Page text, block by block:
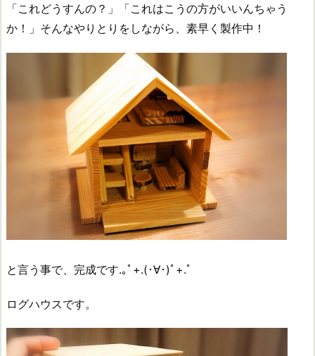
「これどうすんの？」「これはこうの方がいいんちゃう
か！」そんなやりとりをしながら、素早く製作中！
と言う事で、完成です.｡ﾟ+.(･∀･)ﾟ+.ﾟ
ログハウスです。